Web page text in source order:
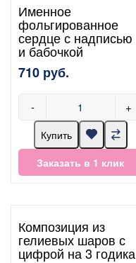
Именное
фольгированное
сердце с надписью
и бабочкой
710 руб.
- +
Купить
Заказать в 1 клик
Композиция из
гелиевых шаров с
цифрой на 3 годика